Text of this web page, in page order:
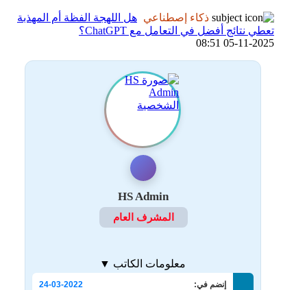
ذكاء إصطناعي هل اللهجة الفظة أم المهذبة
تعطي نتائج أفضل في التعامل مع ChatGPT؟
05-11-2025 08:51
HS Admin
المشرف العام
معلومات الكاتب ▼
إنضم في: 24-03-2022